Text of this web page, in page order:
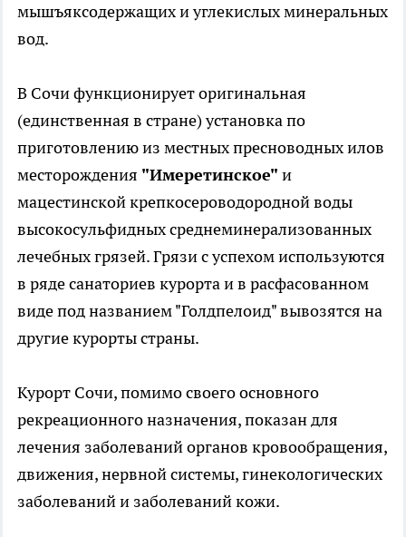
мышъяксодержащих и углекислых минеральных
вод.
В Сочи функционирует оригинальная
(единственная в стране) установка по
приготовлению из местных пресноводных илов
месторождения "Имеретинское" и
мацестинской крепкосероводородной воды
высокосульфидных среднеминерализованных
лечебных грязей. Грязи с успехом используются
в ряде санаториев курорта и в расфасованном
виде под названием "Голдпелоид" вывозятся на
другие курорты страны.
Курорт Сочи, помимо своего основного
рекреационного назначения, показан для
лечения заболеваний органов кровообращения,
движения, нервной системы, гинекологических
заболеваний и заболеваний кожи.